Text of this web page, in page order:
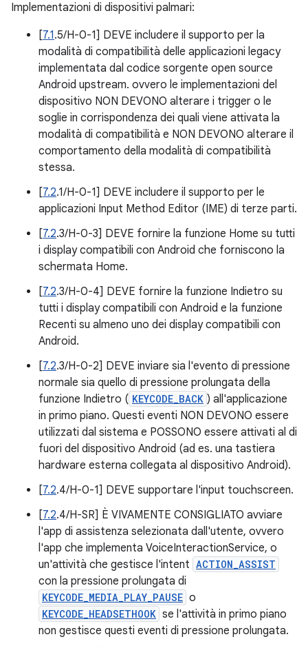
Implementazioni di dispositivi palmari:
[7.1.5/H-0-1] DEVE includere il supporto per la
modalità di compatibilità delle applicazioni legacy
implementata dal codice sorgente open source
Android upstream. ovvero le implementazioni del
dispositivo NON DEVONO alterare i trigger o le
soglie in corrispondenza dei quali viene attivata la
modalità di compatibilità e NON DEVONO alterare il
comportamento della modalità di compatibilità
stessa.
[7.2.1/H-0-1] DEVE includere il supporto per le
applicazioni Input Method Editor (IME) di terze parti.
[7.2.3/H-0-3] DEVE fornire la funzione Home su tutti
i display compatibili con Android che forniscono la
schermata Home.
[7.2.3/H-0-4] DEVE fornire la funzione Indietro su
tutti i display compatibili con Android e la funzione
Recenti su almeno uno dei display compatibili con
Android.
[7.2.3/H-0-2] DEVE inviare sia l'evento di pressione
normale sia quello di pressione prolungata della
funzione Indietro ( KEYCODE_BACK ) all'applicazione
in primo piano. Questi eventi NON DEVONO essere
utilizzati dal sistema e POSSONO essere attivati al di
fuori del dispositivo Android (ad es. una tastiera
hardware esterna collegata al dispositivo Android).
[7.2.4/H-0-1] DEVE supportare l'input touchscreen.
[7.2.4/H-SR] È VIVAMENTE CONSIGLIATO avviare
l'app di assistenza selezionata dall'utente, ovvero
l'app che implementa VoiceInteractionService, o
un'attività che gestisce l'intent ACTION_ASSIST
con la pressione prolungata di
KEYCODE_MEDIA_PLAY_PAUSE o
KEYCODE_HEADSETHOOK se l'attività in primo piano
non gestisce questi eventi di pressione prolungata.